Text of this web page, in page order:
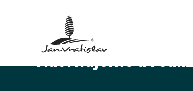
Zahrady od vizualizace až po realizaci
O nás
Navrhujeme a